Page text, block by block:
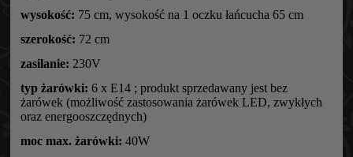
wysokość: 75 cm, wysokość na 1 oczku łańcucha 65 cm
szerokość: 72 cm
zasilanie: 230V
typ żarówki: 6 x E14 ; produkt sprzedawany jest bez
żarówek (możliwość zastosowania żarówek LED, zwykłych
oraz energooszczędnych)
moc max. żarówki: 40W